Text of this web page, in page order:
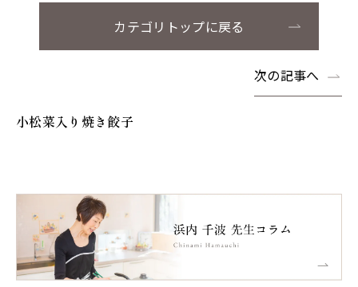
カテゴリトップに戻る
次の記事へ
小松菜入り焼き餃子